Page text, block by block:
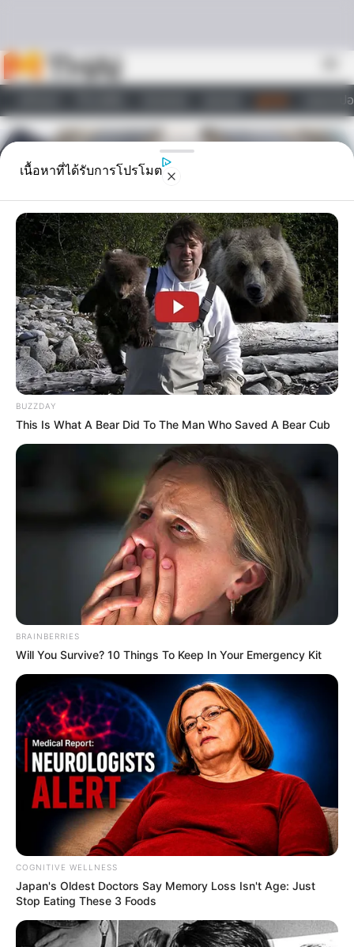
วอลเปเ
ไลฟ์สไตล์
ดูดวง
บทสวดบูชาองค์พระแม่
ลักษมี เทวีแห่งความงาม
และความร่ำรวย
เชื่อว่าพระแม่ลักษมีเทวีจะโปรดประทานความร่ำรวยแก่ผู้บูชาพระนาง
Home/ดูดวง/ บทสวดบูชาองค์พระแม่ลักษมี เทวีแห่งความงามและความ
ร่ำรวย
ดูดวง |
3 ต.ค. 2019
แบ่งปัน
พระแม่ลักษมี ถือเป็นเทวีแห่งความงดงาม ความร่ำรวย
และความอุดมสมบูรณ์ตามศาสนาฮินดู พระองค์มัก
ประทานความสำเร็จในการประกอบกิจการ การเจรจาต่อ
รอง การทำมาค้าขาย การประกอบธุรกิจทุกสาขา ตลอด
จนประทานโภคทรัพย์ เงินทอง สมบัติ แก่ผู้หมั่นบูชา
พระองค์และประกอบความดีอยู่เป็นนิจ
เนื้อหาที่ได้รับการโปรโมต
BUZZDAY
This Is What A Bear Did To The Man Who Saved A Bear Cub
BRAINBERRIES
Will You Survive? 10 Things To Keep In Your Emergency Kit
COGNITIVE WELLNESS
Japan's Oldest Doctors Say Me​mory Lo​ss Isn't Age: Just
Stop Eating These 3 Foods